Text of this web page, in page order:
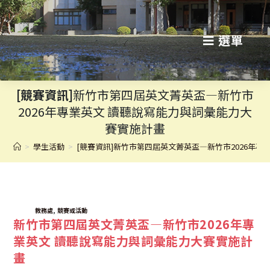
跳
轉
至
主
選單
[競賽資訊]新竹市第四屆英文菁英盃—新竹市
2026年專業英文 讀聽說寫能力與詞彙能力大
賽實施計畫
> 學生活動 > [競賽資訊]新竹市第四屆英文菁英盃—新竹市2026年專
TAGS:教務處, 競賽或活動
新竹市第四屆英文菁英盃—新竹市2026年專
業英文 讀聽說寫能力與詞彙能力大賽實施計
畫